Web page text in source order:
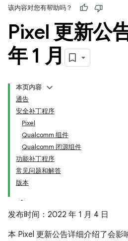
该内容对您有帮助吗？
Pixel 更新公
年 1 月
本页内容
通告
安全补丁程序
Pixel
Qualcomm 组件
Qualcomm 闭源组件
功能补丁程序
常见问题和解答
版本
发布时间：2022 年 1 月 4 日
本 Pixel 更新公告详细介绍了会影